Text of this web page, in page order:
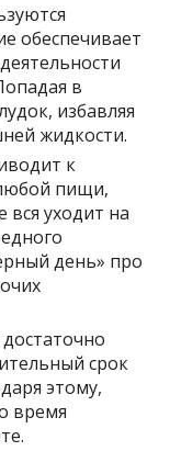
обеспечивает
в
избавляя
жидкости.
к
пищи,
вся уходит на
день» про
срок
этому,
время